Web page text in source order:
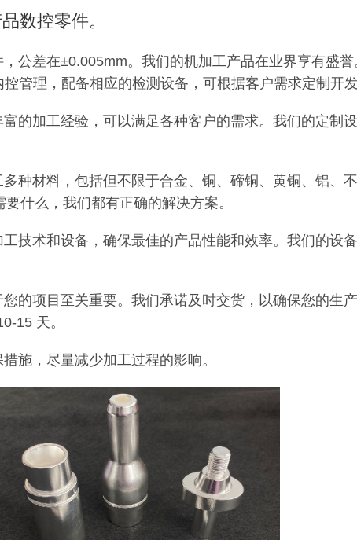
数控零件。
公差在±0.005mm。我们的机加工产品在业界享有盛
管理，配备相应的检测设备，可根据客户需求定制开发
的加工经验，可以满足各种客户的需求。我们的定制
种材料，包括但不限于合金、铜、碲铜、黄铜、铝、
什么，我们都有正确的解决方案。
技术和设备，确保最佳的产品性能和效率。我们的设备
的项目至关重要。我们承诺及时交货，以确保您的生
15 天。
施，尽量减少加工过程的影响。